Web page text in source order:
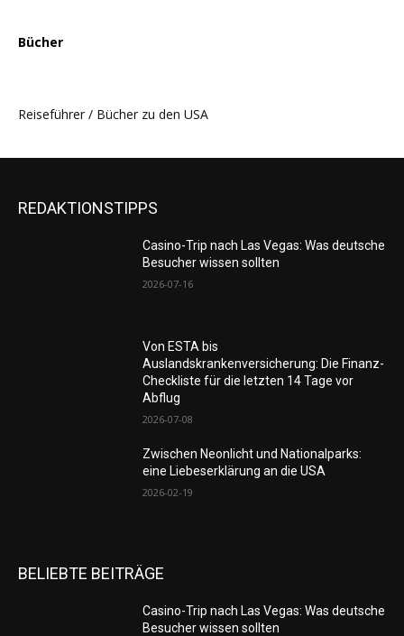
Bücher
Reiseführer / Bücher zu den USA
REDAKTIONSTIPPS
Casino-Trip nach Las Vegas: Was deutsche
Besucher wissen sollten
2026-07-16
Von ESTA bis
Auslandskrankenversicherung: Die Finanz-
Checkliste für die letzten 14 Tage vor
Abflug
2026-07-08
Zwischen Neonlicht und Nationalparks:
eine Liebeserklärung an die USA
2026-02-19
BELIEBTE BEITRÄGE
Casino-Trip nach Las Vegas: Was deutsche
Besucher wissen sollten